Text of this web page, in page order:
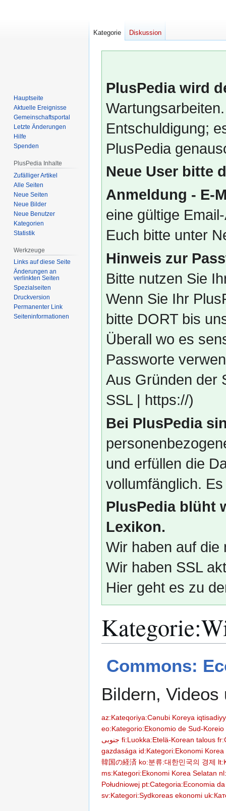
PlusPedia wird
Entschuldigung;
PlusPedia
Neue User bitte
Anmeldung - E-
eine gültige
Euch bitte unter
Hinweis zur
Bitte nutzen Sie
Wenn Sie Ihr
bitte DORT bis
Überall wo es
Passworte
Aus Gründen der
SSL | https://)
Bei PlusPedia
und erfüllen die
vollumfänglich.
PlusPedia blüht
Lexikon.
Wir haben auf die
Wir haben SSL
Hier geht es zu
Kategorie:
Navigation
Suche
Commons:
Bildern, Videos
az:Kateqoriya:Cənubi Koreya
eo:Kategorio:Ekonomio de Sud-Koreio
جنوبی fi:Luokka:Etelä-Korean talous
gazdasága id:Kategori:Ekonomi Korea
韓国の経済 ko:분류:대한민국의 경제
ms:Kategori:Ekonomi Korea Selatan
Południowej pt:Categoria:Economia
sv:Kategori:Sydkoreas ekonomi
Kategorie Diskussion
Hauptseite
Aktuelle Ereignisse
Gemeinschafts­portal
Letzte Änderungen
Hilfe
Spenden
PlusPedia Inhalte
Zufälliger Artikel
Alle Seiten
Neue Seiten
Neue Bilder
Neue Benutzer
Kategorien
Statistik
Werkzeuge
Links auf diese Seite
Änderungen an
verlinkten Seiten
Spezialseiten
Druckversion
Permanenter Link
Seiten­­informationen